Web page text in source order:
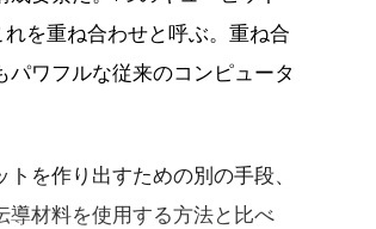
を重ね合わせと呼ぶ。重ね合
ワフルな従来のコンピュータ
を作り出すための別の手段、
導材料を使用する方法と比べ